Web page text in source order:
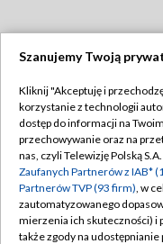
Abonament TVP
Emisja w TVP
Centrum informacji
Naziemna Telewizja
Szanujemy Twoją
Kliknij "Akceptuję i
korzystanie z technologii
dostęp do informacji na
przechowywanie oraz na
nas, czyli Telewizję Polską
Zaufanych Partnerów z IAB*
Partnerów TVP (93 firm), w
zautomatyzowanego
mierzenia ich skuteczności) i
także zgody na